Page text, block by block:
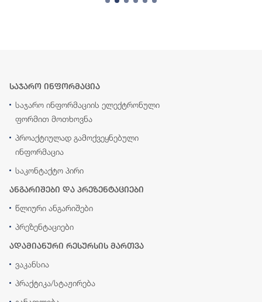
საჯარო ინფორმაცია
საჯარო ინფორმაციის ელექტრონული
ფორმით მოთხოვნა
პროაქტიულად გამოქვეყნებული
ინფორმაცია
საკონტაქტო პირი
ანგარიშები და პრეზენტაციები
წლიური ანგარიშები
პრეზენტაციები
ადამიანური რესურსის მართვა
ვაკანსია
პრაქტიკა/სტაჟირება